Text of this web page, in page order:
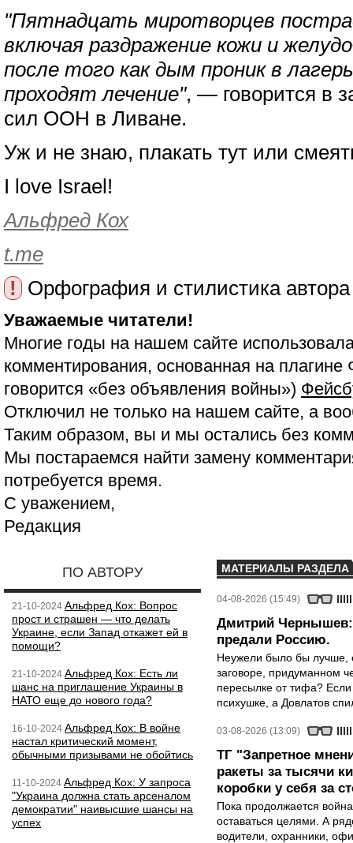
"Пятнадцать миротворцев
включая раздражение кожи и
после того как дым проник в
проходят лечение", — говорится в
сил ООН в Ливане.
Уж и не знаю, плакать тут или
I love Israel!
Альфред Кох
t.me
!
Орфография и стилистика
Уважаемые читатели!
Многие годы на нашем сайте
комментирования, основанная на
говорится «без объявления войны»)
Отключил не только на нашем сайте, а
Таким образом, вы и мы остались без
Мы постараемся найти замену
потребуется время.
С уважением,
Редакция
ПО АВТОРУ
21-10-2024 Альфред Кох: Вопрос
прост и страшен — что делать
Украине, если Запад откажет ей в
помощи?
21-10-2024 Альфред Кох: Есть ли
шанс на приглашение Украины в
НАТО еще до нового года?
16-10-2024 Альфред Кох: В войне
настал критический момент,
обычными призывами не обойтись
11-10-2024 Альфред Кох: У запроса
"Украина должна стать арсеналом
демократии" наивысшие шансы на
успех
МАТЕРИАЛЫ РАЗДЕЛА
04-08-2026 (15:49)
Дмитрий Чернышев:
предали Россию.
Неужели было бы лучше,
заговоре, придуманном
пересылке от тифа?
психушке, а Довлатов
03-08-2026 (13:09)
ТГ "Запретное
ракеты за тысячи
коробки у себя за
Пока продолжается
оставаться целями. А
водители, охранники,